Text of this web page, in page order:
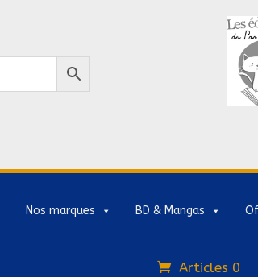
Nos marques BD & Mangas
Articles 0